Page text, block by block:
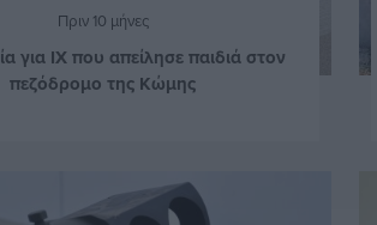
Πριν 10 μήνες
για ΙΧ που απείλησε παιδιά στον
πεζόδρομο της Κώμης